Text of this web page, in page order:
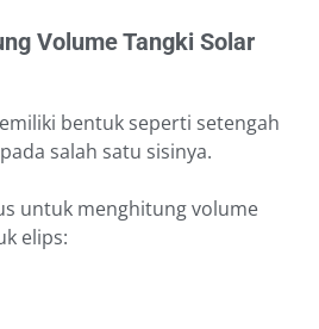
Volume Tangki Solar
bentuk seperti setengah
salah satu sisinya.
untuk menghitung volume
elips: